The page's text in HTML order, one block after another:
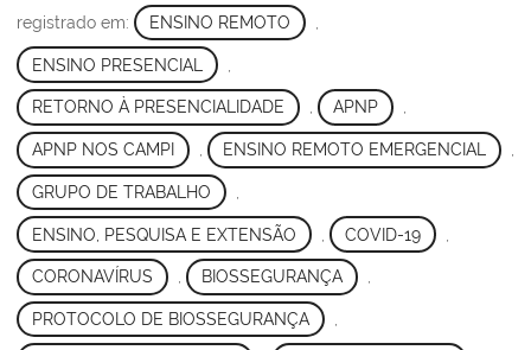
registrado em: ENSINO REMOTO
ENSINO PRESENCIAL
RETORNO À PRESENCIALIDADE , APNP ,
APNP NOS CAMPI ENSINO REMOTO EMERGENCIAL
GRUPO DE TRABALHO
ENSINO, PESQUISA E EXTENSÃO COVID-19
CORONAVÍRUS , BIOSSEGURANÇA ,
PROTOCOLO DE BIOSSEGURANÇA